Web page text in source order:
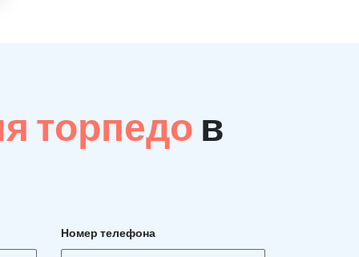
торпедо в
Номер телефона